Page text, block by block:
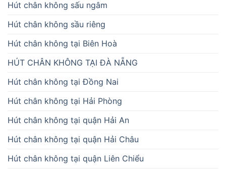
Hút chân không sấu ngâm
Hút chân không sầu riêng
Hút chân không tại Biên Hoà
HÚT CHÂN KHÔNG TẠI ĐÀ NẴNG
Hút chân không tại Đồng Nai
Hút chân không tại Hải Phòng
Hút chân không tại quận Hải An
Hút chân không tại quận Hải Châu
Hút chân không tại quận Liên Chiểu